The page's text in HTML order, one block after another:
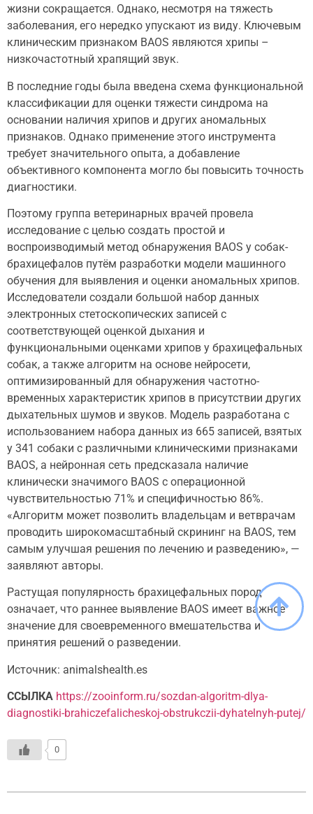
жизни сокращается. Однако, несмотря на тяжесть
заболевания, его нередко упускают из виду. Ключевым
клиническим признаком BAOS являются хрипы –
низкочастотный храпящий звук.
В последние годы была введена схема функциональной
классификации для оценки тяжести синдрома на
основании наличия хрипов и других аномальных
признаков. Однако применение этого инструмента
требует значительного опыта, а добавление
объективного компонента могло бы повысить точность
диагностики.
Поэтому группа ветеринарных врачей провела
исследование с целью создать простой и
воспроизводимый метод обнаружения BAOS у собак-
брахицефалов путём разработки модели машинного
обучения для выявления и оценки аномальных хрипов.
Исследователи создали большой набор данных
электронных стетоскопических записей с
соответствующей оценкой дыхания и
функциональными оценками хрипов у брахицефальных
собак, а также алгоритм на основе нейросети,
оптимизированный для обнаружения частотно-
временных характеристик хрипов в присутствии других
дыхательных шумов и звуков. Модель разработана с
использованием набора данных из 665 записей, взятых
у 341 собаки с различными клиническими признаками
BAOS, а нейронная сеть предсказала наличие
клинически значимого BAOS с операционной
чувствительностью 71% и специфичностью 86%.
«Алгоритм может позволить владельцам и ветврачам
проводить широкомасштабный скрининг на BAOS, тем
самым улучшая решения по лечению и разведению», —
заявляют авторы.
Растущая популярность брахицефальных пород
означает, что раннее выявление BAOS имеет важное
значение для своевременного вмешательства и
принятия решений о разведении.
Источник: animalshealth.es
ССЫЛКА https://zooinform.ru/sozdan-algoritm-dlya-
diagnostiki-brahiczefalicheskoj-obstrukczii-dyhatelnyh-putej/
0